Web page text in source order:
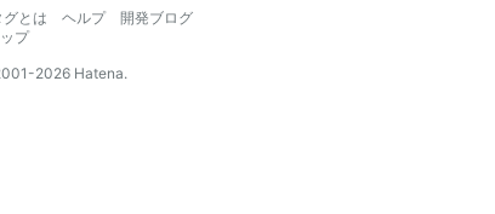
とは
ヘルプ
開発ブログ
プ
2026 Hatena.